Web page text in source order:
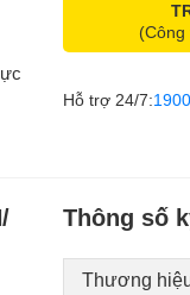
(Công
Hỗ trợ 24/7:
Thông số
Thương